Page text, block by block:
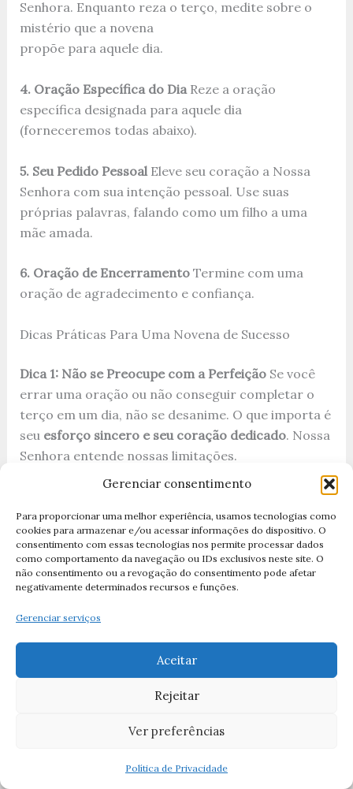
Gerenciar consentimento
Para proporcionar uma melhor experiência, usamos tecnologias como
cookies para armazenar e/ou acessar informações do dispositivo. O
consentimento com essas tecnologias nos permite processar dados
como comportamento da navegação ou IDs exclusivos neste site. O
não consentimento ou a revogação do consentimento pode afetar
negativamente determinados recursos e funções.
Gerenciar serviços
Aceitar
Rejeitar
Ver preferências
Política de Privacidade
Senhora. Enquanto reza o terço, medite sobre o
mistério que a novena
propõe para aquele dia.
4. Oração Específica do DiaReze a oração
específica designada para aquele dia
(forneceremos todas abaixo).
5. Seu Pedido PessoalEleve seu coração a Nossa
Senhora com sua intenção pessoal. Use suas
próprias palavras, falando como um filho a uma
mãe amada.
6. Oração de EncerramentoTermine com uma
oração de agradecimento e confiança.
Dicas Práticas Para Uma Novena de Sucesso
Dica 1: Não se Preocupe com a PerfeiçãoSe você
errar uma oração ou não conseguir completar o
terço em um dia, não se desanime. O que importa é
seu esforço sincero e seu coração dedicado. Nossa
Senhora entende nossas limitações.
Ao fazer a mesma coisa todos
os dias no mesmo lugar e hora, você está criando
umritual sagrado . Isto ajuda a mente a entrar em
um estado de oração mais profundo.
Dica 3: Leia Algo Inspirador Antes
Antes de rezar, considere ler um pequeno trecho
sobre a vida de Maria
ou sobre o significado espiritual da novena. Isto
prepara seu coração.
Considere manter um pequeno diário durante a
novena, anotando seus